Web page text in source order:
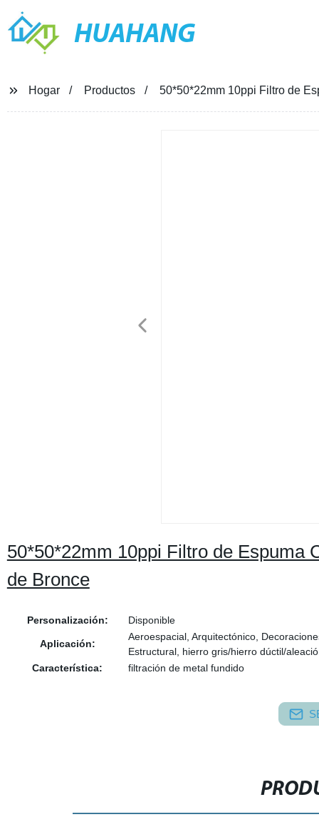
HUAHANG
Hogar Productos 50*50*22mm 10ppi Filtro de
50*50*22mm 10ppi Filtro de Espuma
de Bronce
Personalización: Disponible
Aplicación:
Aeroespacial, Arquitectónico,
Estructural, hierro gris/hierro dúctil/
Característica:
filtración de metal fundido